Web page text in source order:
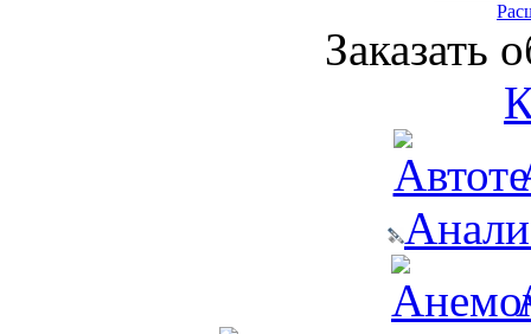
Заказать